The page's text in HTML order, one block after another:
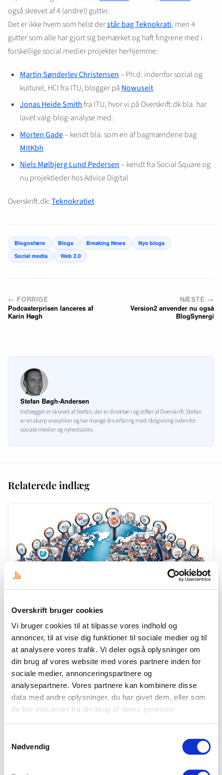
Overskrift bruger cookies
Vi bruger cookies til at tilpasse vores indhold og
annoncer, til at vise dig funktioner til sociale medier og til
at analysere vores trafik. Vi deler også oplysninger om
din brug af vores website med vores partnere inden for
sociale medier, annonceringspartnere og
analysepartnere. Vores partnere kan kombinere disse
data med andre oplysninger, du har givet dem, eller som
de har indsamlet fra din brug af deres tjenester.
Nødvendig
også skrevet af 4 (andre!) gutter.
Det er ikke hvem som helst derstår bag Teknokrati, men 4
gutter som alle har gjort sig bemærket og haft fingrene med i
forskellige social medier projekter herhjemme:
Martin Sønderlev Christensen – Ph.d. indenfor social og
kulturel, HCI fra ITU, blogger på Nowuseit
Jonas Heide Smithfra ITU, hvor vi på Overskrift.dk bla. har
lavet valg-blog-analyse med.
Morten Gade– kendt bla. som en af bagmændene bag
MitKbh
Niels Mølbjerg Lund Pedersen – kendt fra Social Square og
nu projektleder hos Advice Digital
Overskrift.dk:Teknokratiet
Blogosfære Blogs Breaking News
Nye blogs
Social media
Web 2.0
← FORRIGE
Podcasterprisen lanceres af
Karin Høgh
NÆSTE →
Version2 anvender nu også
BlogSynergi
Stefan Bøgh-Andersen
Indlægget er skrevet af Stefan, der er direktør i og stifter af Overskrift. Stefan
er en skarp analytiker og har mange års erfaring med rådgivning inden for
sociale medier og nyhedssites.
Relaterede indlæg
TRENDS
Lokal medieovervågning: Essentielt for globale
virksomheder
Det kan have stor værdi for selv store internationale virksomheder, at
supplere med lokale mediemonitoreringstjenester, uanset at man har
købt sig ind i et større globalt medieværktøj. Det…
31. maj 2024·Jens Ulrik Lange